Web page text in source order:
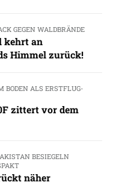
GEGEN WALDBRÄNDE
kehrt an
Himmel zurück!
BODEN ALS ERSTFLUG-
zittert vor dem
BESIEGELN
näher